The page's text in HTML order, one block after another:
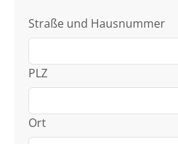
Straße und Hausnummer
PLZ
Ort